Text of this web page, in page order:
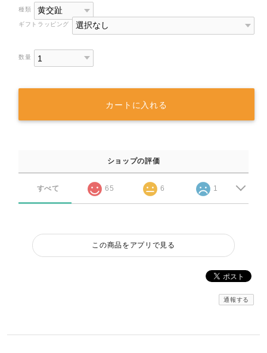
種類
ギフトラッピング
数量
カートに入れる
ショップの評価
すべて 65 6 1
この商品をアプリで見る
通報する